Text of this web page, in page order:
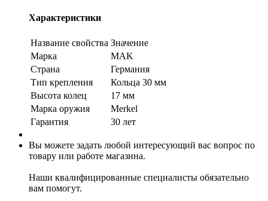
Характеристики
Название свойства Значение
Марка
MAK
Страна
Германия
Тип крепления
Кольца 30 мм
Высота колец
17 мм
Марка оружия
Merkel
Гарантия
30 лет
Вы можете задать любой интересующий вас вопрос по
товару или работе магазина.
Наши квалифицированные специалисты обязательно
вам помогут.